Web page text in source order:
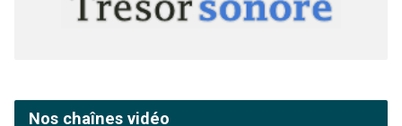
Nos chaînes vidéo